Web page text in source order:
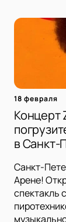
18 февраля
Концерт
в Санкт-
Санкт-
Арене!
спектакль